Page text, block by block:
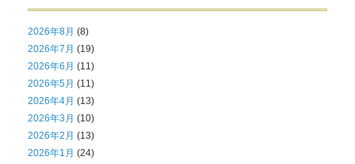
2026年8月 (8)
2026年7月 (19)
2026年6月 (11)
2026年5月 (11)
2026年4月 (13)
2026年3月 (10)
2026年2月 (13)
2026年1月 (24)